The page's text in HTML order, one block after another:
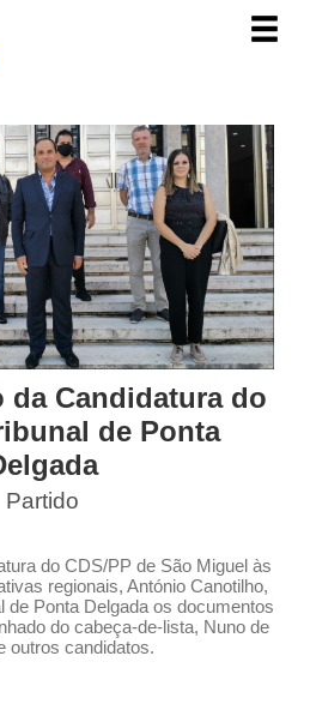
da Candidatura do
de Ponta
Partido
do CDS/PP de São Miguel às
regionais, António Canotilho,
de Ponta Delgada os documentos
do cabeça-de-lista, Nuno de
outros candidatos.